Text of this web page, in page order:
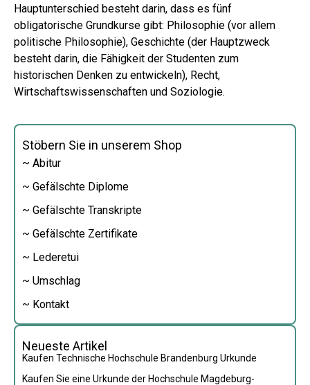
Stöbern Sie in unserem Shop
~ Abitur
~ Gefälschte Diplome
~ Gefälschte Transkripte
~ Gefälschte Zertifikate
~ Lederetui
~ Umschlag
~ Kontakt
Neueste Artikel
Kaufen Technische Hochschule Brandenburg Urkunde
Kaufen Sie eine Urkunde der Hochschule Magdeburg-
Hauptunterschied besteht darin, dass es fünf
obligatorische Grundkurse gibt: Philosophie (vor allem
politische Philosophie), Geschichte (der Hauptzweck
besteht darin, die Fähigkeit der Studenten zum
historischen Denken zu entwickeln), Recht,
Wirtschaftswissenschaften und Soziologie.